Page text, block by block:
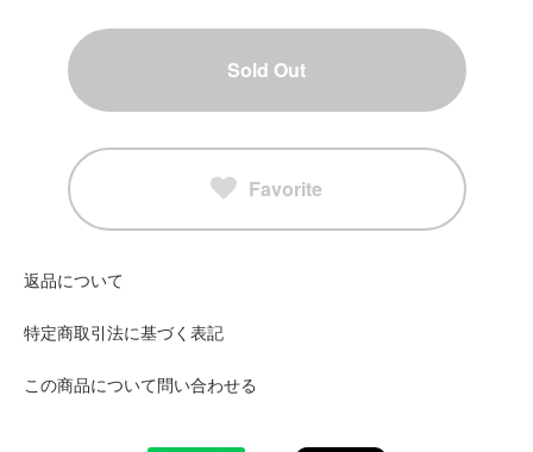
Sold Out
Favorite
返品について
特定商取引法に基づく表記
この商品について問い合わせる